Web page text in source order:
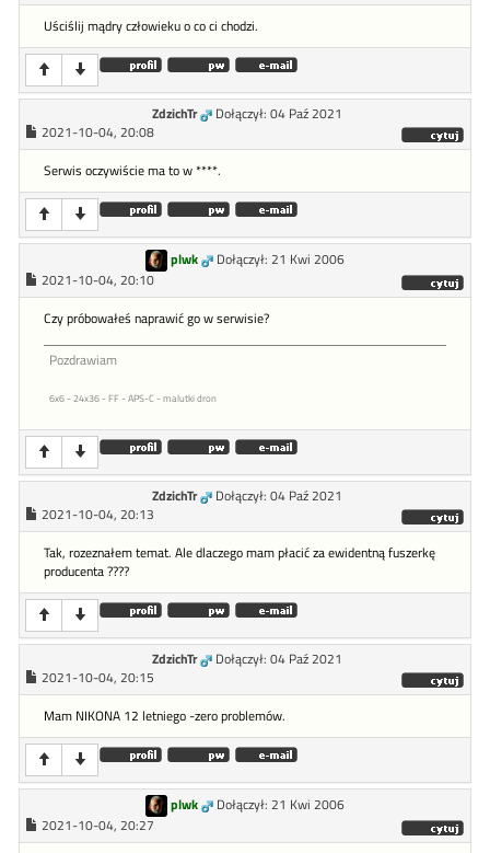
Uściślij mądry człowieku o co ci chodzi.
ZdzichTr
Dołączył: 04 Paź 2021
2021-10-04, 20:08
Serwis oczywiście ma to w ****.
plwk
Dołączył: 21 Kwi 2006
2021-10-04, 20:10
Czy próbowałeś naprawić go w serwisie?
Pozdrawiam
6x6 - 24x36 - FF - APS-C - malutki dron
ZdzichTr
Dołączył: 04 Paź 2021
2021-10-04, 20:13
Tak, rozeznałem temat. Ale dlaczego mam płacić za ewidentną fuszerkę
producenta ????
ZdzichTr
Dołączył: 04 Paź 2021
2021-10-04, 20:15
Mam NIKONA 12 letniego -zero problemów.
plwk
Dołączył: 21 Kwi 2006
2021-10-04, 20:27